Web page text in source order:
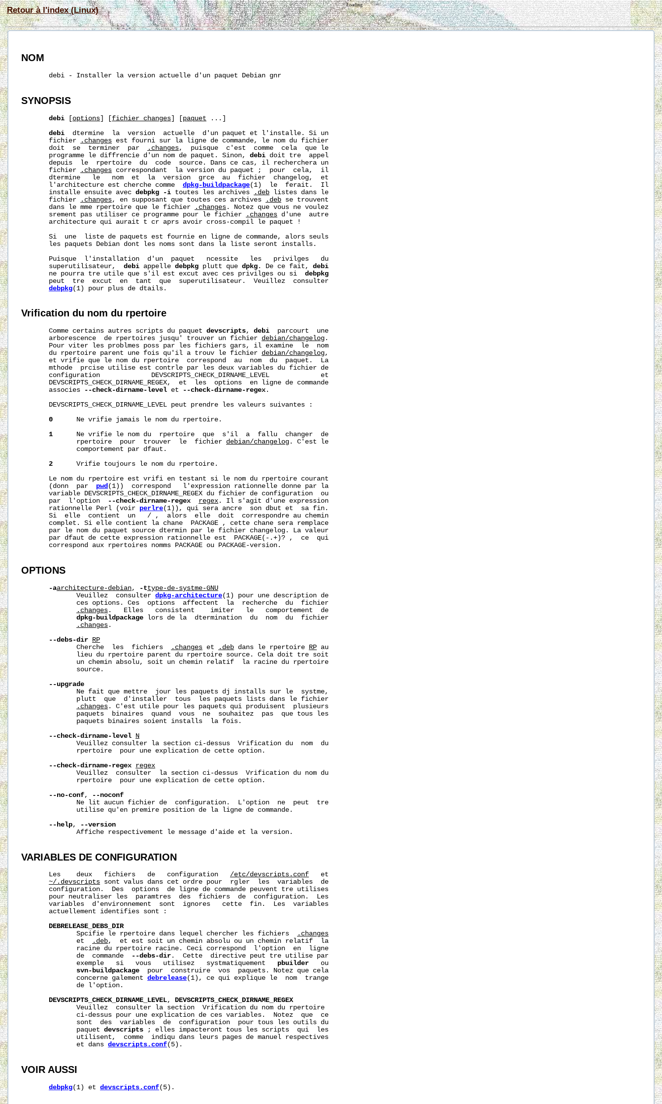
Retour à l'index (Linux)
Loading
NOM
       debi - Installer la version actuelle d'un paquet Debian gnr
SYNOPSIS
debi [options] [fichier_changes] [paquet ...]
debi
  dtermine  la  version  actuelle  d'un paquet et l'installe. Si un
       fichier
.changes est fourni sur la ligne de commande, le nom du fichier
       doit  se  terminer  par
.changes,  puisque  c'est  comme  cela  que le
       programme le diffrencie d'un nom de paquet. Sinon,
debi doit tre  appel
       depuis  le  rpertoire  du  code  source. Dans ce cas, il recherchera un
       fichier
.changes correspondant  la version du paquet ;  pour  cela,  il
       dtermine   le   nom  et  la  version  grce  au  fichier  changelog,  et
       l'architecture est cherche comme
dpkg-buildpackage(1)  le  ferait.  Il
       installe ensuite avec
debpkg -i toutes les archives .deb listes dans le
       fichier
.changes, en supposant que toutes ces archives .deb se trouvent
       dans le mme rpertoire que le fichier
.changes . Notez que vous ne voulez
       srement pas utiliser ce programme pour le fichier
.changes d'une  autre
       architecture qui aurait t cr aprs avoir cross-compil le paquet !
       Si  une  liste de paquets est fournie en ligne de commande, alors seuls
       les paquets Debian dont les noms sont dans la liste seront installs.
       Puisque  l'installation  d'un  paquet   ncessite   les   privilges   du
       superutilisateur,
debi appelle debpkg plutt que dpkg . De ce fait, debi
       ne pourra tre utile que s'il est excut avec ces privilges ou si
debpkg
       peut  tre  excut  en  tant  que  superutilisateur.  Veuillez  consulter
debpkg(1) pour plus de dtails.
Vrification du nom du rpertoire
       Comme certains autres scripts du paquet
devscripts, debi
  parcourt  une
       arborescence  de rpertoires jusqu' trouver un fichier
debian/changelog .
       Pour viter les problmes poss par les fichiers gars, il examine  le  nom
       du rpertoire parent une fois qu'il a trouv le fichier
debian/changelog,
       et vrifie que le nom du rpertoire  correspond  au  nom  du  paquet.  La
       mthode  prcise utilise est contrle par les deux variables du fichier de
       configuration             DEVSCRIPTS_CHECK_DIRNAME_LEVEL             et
       DEVSCRIPTS_CHECK_DIRNAME_REGEX,  et  les  options  en ligne de commande
       associes
--check-dirname-level et --check-dirname-regex .
       DEVSCRIPTS_CHECK_DIRNAME_LEVEL peut prendre les valeurs suivantes :
0
      Ne vrifie jamais le nom du rpertoire.
1
      Ne vrifie le nom du  rpertoire  que  s'il  a  fallu  changer  de
              rpertoire  pour  trouver  le  fichier
debian/changelog . C'est le
              comportement par dfaut.
2
      Vrifie toujours le nom du rpertoire.
       Le nom du rpertoire est vrifi en testant si le nom du rpertoire courant
       (donn  par
pwd(1))  correspond   l'expression rationnelle donne par la
       variable DEVSCRIPTS_CHECK_DIRNAME_REGEX du fichier de configuration  ou
       par  l'option
--check-dirname-regex regex . Il s'agit d'une expression
       rationnelle Perl (voir
perlre(1)), qui sera ancre  son dbut et  sa fin.
       Si  elle  contient  un   / ,  alors  elle  doit  correspondre au chemin
       complet. Si elle contient la chane  PACKAGE , cette chane sera remplace
       par le nom du paquet source dtermin par le fichier changelog. La valeur
       par dfaut de cette expression rationnelle est  PACKAGE(-.+)? ,  ce  qui
       correspond aux rpertoires nomms PACKAGE ou PACKAGE-version.
OPTIONS
-aarchitecture-debian, -ttype-de-systme-GNU
              Veuillez  consulter
dpkg-architecture(1) pour une description de
              ces options. Ces  options  affectent  la  recherche  du  fichier
.changes .   Elles   consistent    imiter   le   comportement  de
dpkg-buildpackage lors de la  dtermination  du  nom  du  fichier
.changes .
--debs-dir
RP
              Cherche  les  fichiers
.changes et .deb dans le rpertoire RP au
              lieu du rpertoire parent du rpertoire source. Cela doit tre soit
              un chemin absolu, soit un chemin relatif  la racine du rpertoire
              source.
--upgrade
              Ne fait que mettre  jour les paquets dj installs sur le  systme,
              plutt  que  d'installer  tous  les paquets lists dans le fichier
.changes . C'est utile pour les paquets qui produisent  plusieurs
              paquets  binaires  quand  vous  ne  souhaitez  pas  que tous les
              paquets binaires soient installs  la fois.
--check-dirname-level
N
              Veuillez consulter la section ci-dessus  Vrification du  nom  du
              rpertoire  pour une explication de cette option.
--check-dirname-regex regex
              Veuillez  consulter  la section ci-dessus  Vrification du nom du
              rpertoire  pour une explication de cette option.
--no-conf,
--noconf
              Ne lit aucun fichier de  configuration.  L'option  ne  peut  tre
              utilise qu'en premire position de la ligne de commande.
--help,
--version
              Affiche respectivement le message d'aide et la version.
VARIABLES DE CONFIGURATION
       Les    deux   fichiers   de   configuration
/etc/devscripts.conf
   et
~/.devscripts sont valus dans cet ordre pour  rgler  les  variables  de
       configuration.  Des  options  de ligne de commande peuvent tre utilises
       pour neutraliser les  paramtres  des  fichiers  de  configuration.  Les
       variables  d'environnement  sont  ignores   cette  fin.  Les  variables
       actuellement identifies sont :
DEBRELEASE_DEBS_DIR
              Spcifie le rpertoire dans lequel chercher les fichiers
.changes
              et
.deb,  et est soit un chemin absolu ou un chemin relatif  la
              racine du rpertoire racine. Ceci correspond  l'option  en  ligne
              de  commande
--debs-dir .  Cette  directive peut tre utilise par
              exemple   si   vous   utilisez   systmatiquement
pbuilder
   ou
svn-buildpackage
  pour  construire  vos  paquets. Notez que cela
              concerne galement
debrelease(1), ce qui explique le  nom  trange
              de l'option.
DEVSCRIPTS_CHECK_DIRNAME_LEVEL, DEVSCRIPTS_CHECK_DIRNAME_REGEX
              Veuillez  consulter la section  Vrification du nom du rpertoire
              ci-dessus pour une explication de ces variables.  Notez  que  ce
              sont  des  variables  de  configuration  pour tous les outils du
              paquet
devscripts ; elles impacteront tous les scripts  qui  les
              utilisent,  comme  indiqu dans leurs pages de manuel respectives
              et dans
devscripts.conf(5).
VOIR AUSSI
debpkg(1) et devscripts.conf(5).